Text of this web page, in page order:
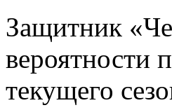
Защитник
вероятности
текущего